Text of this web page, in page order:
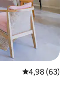
4,98 de uma
4,98 (63)